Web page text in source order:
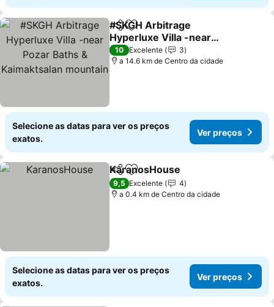
PartilharAdicionar aos favoritos
#SKGH Arbitrage
Hyperluxe Villa -near
Pozar Baths &
Kaimaktsalan mountain
10 Excelente
3
a 14.6 km de Centro da cidade
Selecione as datas para ver os preços
exatos.
Ver preços
PartilharAdicionar aos favoritos
KaranosHouse
9,5 Excelente
4
a 0.4 km de Centro da cidade
Selecione as datas para ver os preços
exatos.
Ver preços